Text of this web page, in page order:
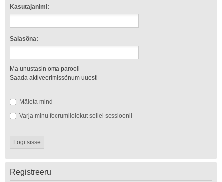
Kasutajanimi:
Salasõna:
Ma unustasin oma parooli
Saada aktiveerimissõnum uuesti
Mäleta mind
Varja minu foorumilolekut sellel sessioonil
Registreeru